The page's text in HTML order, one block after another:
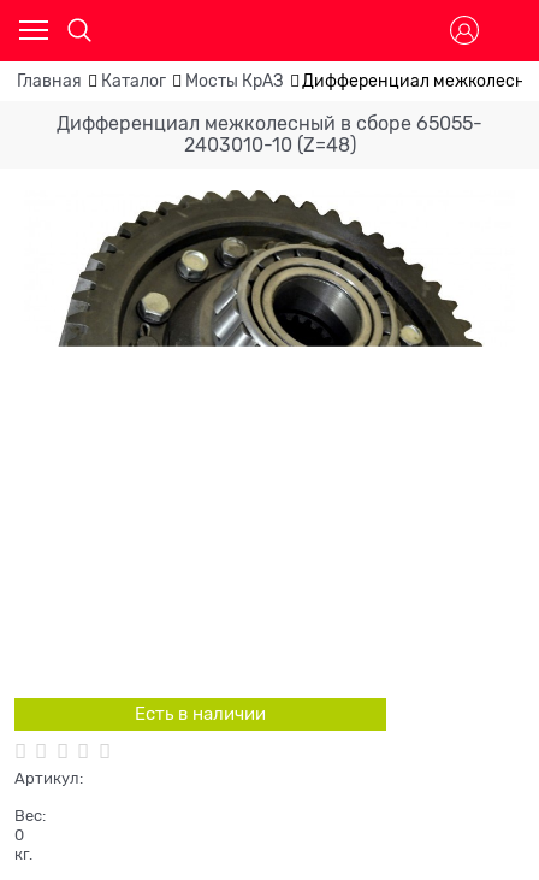
Главная Каталог Мосты КрАЗ Дифференциал
Дифференциал межколесный в сборе 65055-
2403010-10 (Z=48)
Есть в наличии
Артикул:
Вес:
0
кг.